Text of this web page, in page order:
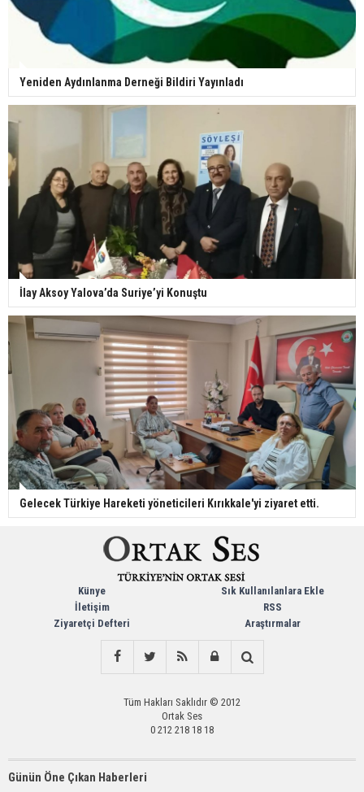
Yeniden Aydınlanma Derneği Bildiri Yayınladı
İlay Aksoy Yalova’da Suriye’yi Konuştu
Gelecek Türkiye Hareketi yöneticileri Kırıkkale'yi ziyaret etti.
Künye
İletişim
Ziyaretçi Defteri
Sık Kullanılanlara Ekle
RSS
Araştırmalar
Tüm Hakları Saklıdır © 2012
Ortak Ses
0 212 218 18 18
Günün Öne Çıkan Haberleri